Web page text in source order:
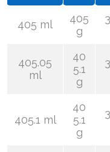
405 ml
405
g
405.05
ml
40
5.1
g
405.1 ml
40
5.1
g